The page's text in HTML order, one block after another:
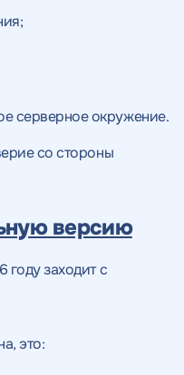
серверное окружение.
со стороны
версию
году заходит с
это: